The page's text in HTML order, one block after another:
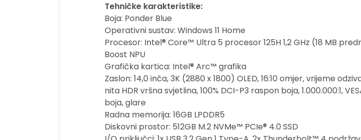
Tehničke karakteristike:
Boja: Ponder Blue
Operativni sustav: Windows 11 Home
Procesor: Intel® Core™ Ultra 5 procesor 125H 1,2 GHz (18 MB
Boost NPU
Grafička kartica: Intel® Arc™ grafika
Zaslon: 14,0 inča, 3K (2880 x 1800) OLED, 16:10 omjer, vrijeme
nita HDR vršna svjetlina, 100% DCI-P3 raspon boja, 1.000.000:1,
boja, glare
Radna memorija: 16GB LPDDR5
Diskovni prostor: 512GB M.2 NVMe™ PCIe® 4.0 SSD